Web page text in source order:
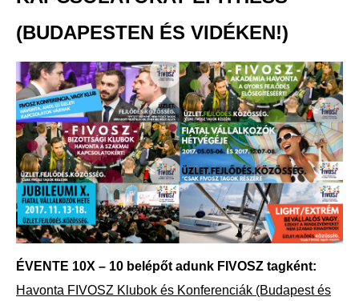
(BUDAPESTEN ÉS VIDÉKEN!)
ÉVENTE 10X – 10 belépőt adunk FIVOSZ tagként:
Havonta FIVOSZ Klubok és Konferenciák (Budapest és